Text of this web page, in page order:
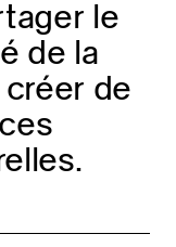
le
de la
de